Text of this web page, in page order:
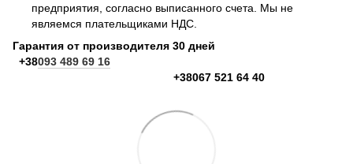
предприятия, согласно выписанного счета. Мы не
являемся плательщиками НДС.
Гарантия от производителя 30 дней
+38093 489 69 16
+38067 521 64 40